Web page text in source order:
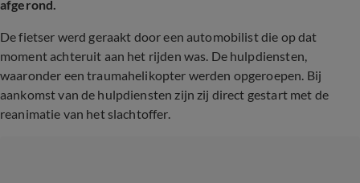
afgerond.
De fietser werd geraakt door een automobilist die op dat
moment achteruit aan het rijden was. De hulpdiensten,
waaronder een traumahelikopter werden opgeroepen. Bij
aankomst van de hulpdiensten zijn zij direct gestart met de
reanimatie van het slachtoffer.